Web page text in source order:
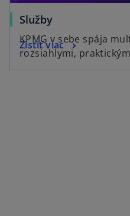
Služby
KPMG v sebe spája
rozsiahlymi,
Zistiť viac